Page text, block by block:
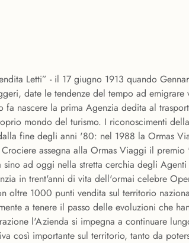
Letti” - il 17 giugno 1913 quando
date le tendenze del tempo ad emigrare
nascere la prima Agenzia dedita al
mondo del turismo. I riconoscimenti
fine degli anni '80: nel 1988 la Ormas
assegna alla Ormas Viaggi il premio
ad oggi nella stretta cerchia degli
in trent'anni di vita dell'ormai celebre
1000 punti vendita sul territorio
a tenere il passo delle evoluzioni che
l'Azienda si impegna a continuare
così importante sul territorio, tanto da